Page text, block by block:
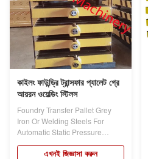
কাইলং ফাউন্ড্রি ট্রান্সফার প্যালেট গ্রে
আয়রন ওয়েল্ডিং স্টিলস
Foundry Transfer Pallet Grey
Iron Or Welding Steels For
Automatic Static Pressure
Moulding Line...
এখনই জিজ্ঞাসা করুন